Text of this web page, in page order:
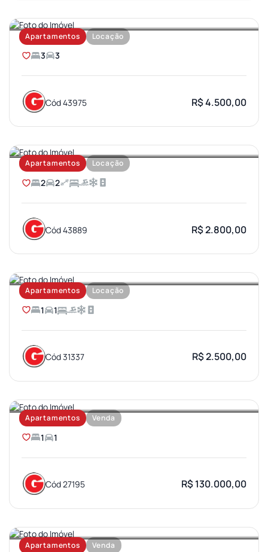
Apartamentos Locação
JARDIM AMERICA
3 3
Cód 43975 R$ 4.500,00
Apartamentos Locação
AEROPORTO
2 2
Cód 43889 R$ 2.800,00
Apartamentos Locação
VILA AVIAÇAO
1 1
Cód 31337 R$ 2.500,00
Apartamentos Venda
JARDIM BRASIL
1 1
Cód 27195 R$ 130.000,00
Apartamentos Venda
PARQUE BAURU